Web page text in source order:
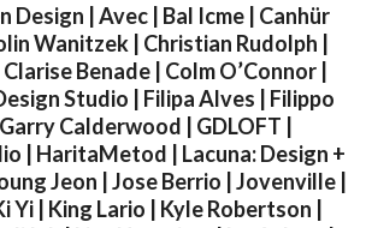
Design | Avec | Bal Icme | Canhür
Wanitzek | Christian Rudolph |
Benade | Colm O’Connor |
Studio | Filipa Alves | Filippo
Calderwood | GDLOFT |
| HaritaMetod | Lacuna: Design +
Jeon | Jose Berrio | Jovenville |
Yi | King Lario | Kyle Robertson |